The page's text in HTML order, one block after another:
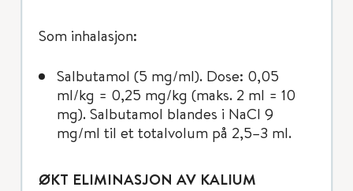
Som inhalasjon:
Salbutamol (5 mg/ml). Dose: 0,05
ml/kg = 0,25 mg/kg (maks. 2 ml = 10
mg). Salbutamol blandes i NaCl 9
mg/ml til et totalvolum på 2,5–3 ml.
ØKT ELIMINASJON AV KALIUM